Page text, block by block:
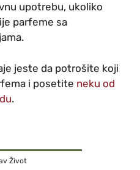
upotrebu, ukoliko
parfeme sa
jeste da potrošite koji
i posetite neku od
.
Život